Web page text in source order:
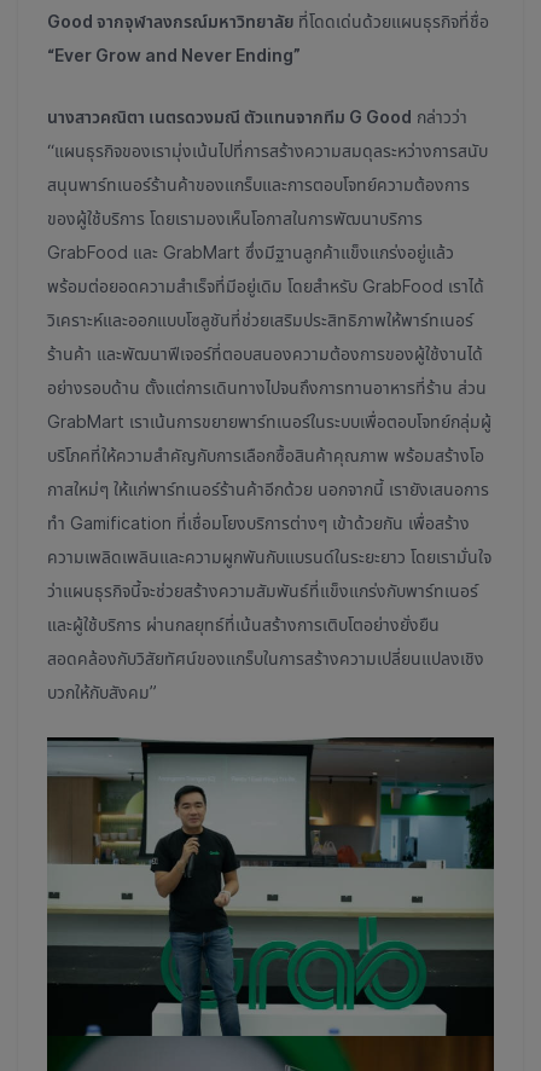
Good จากจุฬาลงกรณ์มหาวิทยาลัย ที่โดดเด่นด้วยแผนธุรกิจที่ชื่อ
“Ever Grow and Never Ending”
นางสาวคณิตา เนตรดวงมณี ตัวแทนจากทีม G Good กล่าวว่า
“แผนธุรกิจของเรามุ่งเน้นไปที่การสร้างความสมดุลระหว่างการสนับ
สนุนพาร์ทเนอร์ร้านค้าของแกร็บและการตอบโจทย์ความต้องการ
ของผู้ใช้บริการ โดยเรามองเห็นโอกาสในการพัฒนาบริการ
GrabFood และ GrabMart ซึ่งมีฐานลูกค้าแข็งแกร่งอยู่แล้ว
พร้อมต่อยอดความสำเร็จที่มีอยู่เดิม โดยสำหรับ GrabFood เราได้
วิเคราะห์และออกแบบโซลูชันที่ช่วยเสริมประสิทธิภาพให้พาร์ทเนอร์
ร้านค้า และพัฒนาฟีเจอร์ที่ตอบสนองความต้องการของผู้ใช้งานได้
อย่างรอบด้าน ตั้งแต่การเดินทางไปจนถึงการทานอาหารที่ร้าน ส่วน
GrabMart เราเน้นการขยายพาร์ทเนอร์ในระบบเพื่อตอบโจทย์กลุ่มผู้
บริโภคที่ให้ความสำคัญกับการเลือกซื้อสินค้าคุณภาพ พร้อมสร้างโอ
กาสใหม่ๆ ให้แก่พาร์ทเนอร์ร้านค้าอีกด้วย นอกจากนี้ เรายังเสนอการ
ทำ Gamification ที่เชื่อมโยงบริการต่างๆ เข้าด้วยกัน เพื่อสร้าง
ความเพลิดเพลินและความผูกพันกับแบรนด์ในระยะยาว โดยเรามั่นใจ
ว่าแผนธุรกิจนี้จะช่วยสร้างความสัมพันธ์ที่แข็งแกร่งกับพาร์ทเนอร์
และผู้ใช้บริการ ผ่านกลยุทธ์ที่เน้นสร้างการเติบโตอย่างยั่งยืน
สอดคล้องกับวิสัยทัศน์ของแกร็บในการสร้างความเปลี่ยนแปลงเชิง
บวกให้กับสังคม”